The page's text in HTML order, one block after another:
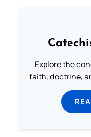
Explore the
faith, doctrine,